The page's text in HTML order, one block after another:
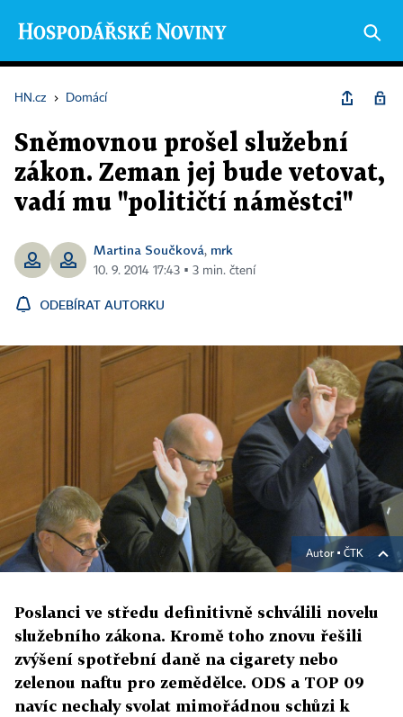
HN.cz › Domácí
Sněmovnou prošel služební
zákon. Zeman jej bude vetovat,
vadí mu "političtí náměstci"
Martina Součková, mrk
10. 9. 2014 17:43 ▪ 3 min. čtení
ODEBÍRAT AUTORKU
Autor ▪ ČTK
Poslanci ve středu definitivně schválili novelu
služebního zákona. Kromě toho znovu řešili
zvýšení spotřební daně na cigarety nebo
zelenou naftu pro zemědělce. ODS a TOP 09
navíc nechaly svolat mimořádnou schůzi k